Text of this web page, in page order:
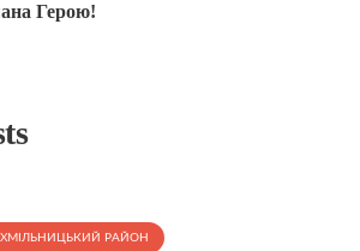
Герою!
ХМІЛЬНИЦЬКИЙ РАЙОН